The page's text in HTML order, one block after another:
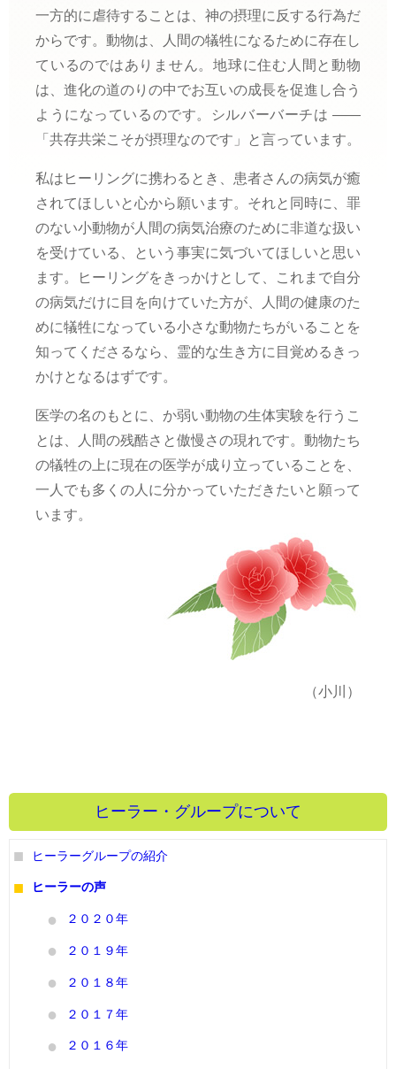
一方的に虐待することは、神の摂理に反する行為だ
からです。動物は、人間の犠牲になるために存在し
ているのではありません。地球に住む人間と動物
は、進化の道のりの中でお互いの成長を促進し合う
ようになっているのです。シルバーバーチは ――
「共存共栄こそが摂理なのです」と言っています。
私はヒーリングに携わるとき、患者さんの病気が癒
されてほしいと心から願います。それと同時に、罪
のない小動物が人間の病気治療のために非道な扱い
を受けている、という事実に気づいてほしいと思い
ます。ヒーリングをきっかけとして、これまで自分
の病気だけに目を向けていた方が、人間の健康のた
めに犠牲になっている小さな動物たちがいることを
知ってくださるなら、霊的な生き方に目覚めるきっ
かけとなるはずです。
医学の名のもとに、か弱い動物の生体実験を行うこ
とは、人間の残酷さと傲慢さの現れです。動物たち
の犠牲の上に現在の医学が成り立っていることを、
一人でも多くの人に分かっていただきたいと願って
います。
（小川）
ヒーラー・グループについて
ヒーラーグループの紹介
ヒーラーの声
２０２０年
２０１９年
２０１８年
２０１７年
２０１６年